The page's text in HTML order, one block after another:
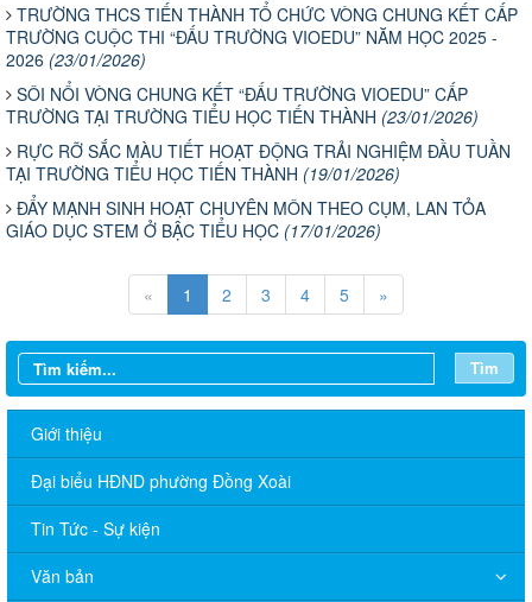
TRƯỜNG THCS TIẾN THÀNH TỔ CHỨC VÒNG CHUNG KẾT CẤP
TRƯỜNG CUỘC THI “ĐẤU TRƯỜNG VIOEDU” NĂM HỌC 2025 -
2026 (23/01/2026)
SÔI NỔI VÒNG CHUNG KẾT “ĐẤU TRƯỜNG VIOEDU” CẤP
TRƯỜNG TẠI TRƯỜNG TIỂU HỌC TIẾN THÀNH (23/01/2026)
RỰC RỠ SẮC MÀU TIẾT HOẠT ĐỘNG TRẢI NGHIỆM ĐẦU TUẦN
TẠI TRƯỜNG TIỂU HỌC TIẾN THÀNH (19/01/2026)
ĐẨY MẠNH SINH HOẠT CHUYÊN MÔN THEO CỤM, LAN TỎA
GIÁO DỤC STEM Ở BẬC TIỂU HỌC (17/01/2026)
« 1 2 3 4 5 »
Tìm
Giới thiệu
Đại biểu HĐND phường Đồng Xoài
Tin Tức - Sự kiện
Văn bản